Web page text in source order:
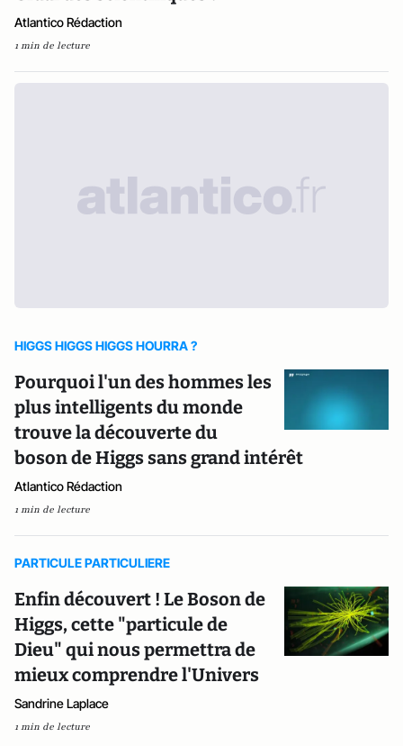
Atlantico Rédaction
1 min de lecture
HIGGS HIGGS HIGGS HOURRA ?
Pourquoi l'un des hommes les
plus intelligents du monde
trouve la découverte du
boson de Higgs sans grand intérêt
Atlantico Rédaction
1 min de lecture
PARTICULE PARTICULIERE
Enfin découvert ! Le Boson de
Higgs, cette "particule de
Dieu" qui nous permettra de
mieux comprendre l'Univers
Sandrine Laplace
1 min de lecture